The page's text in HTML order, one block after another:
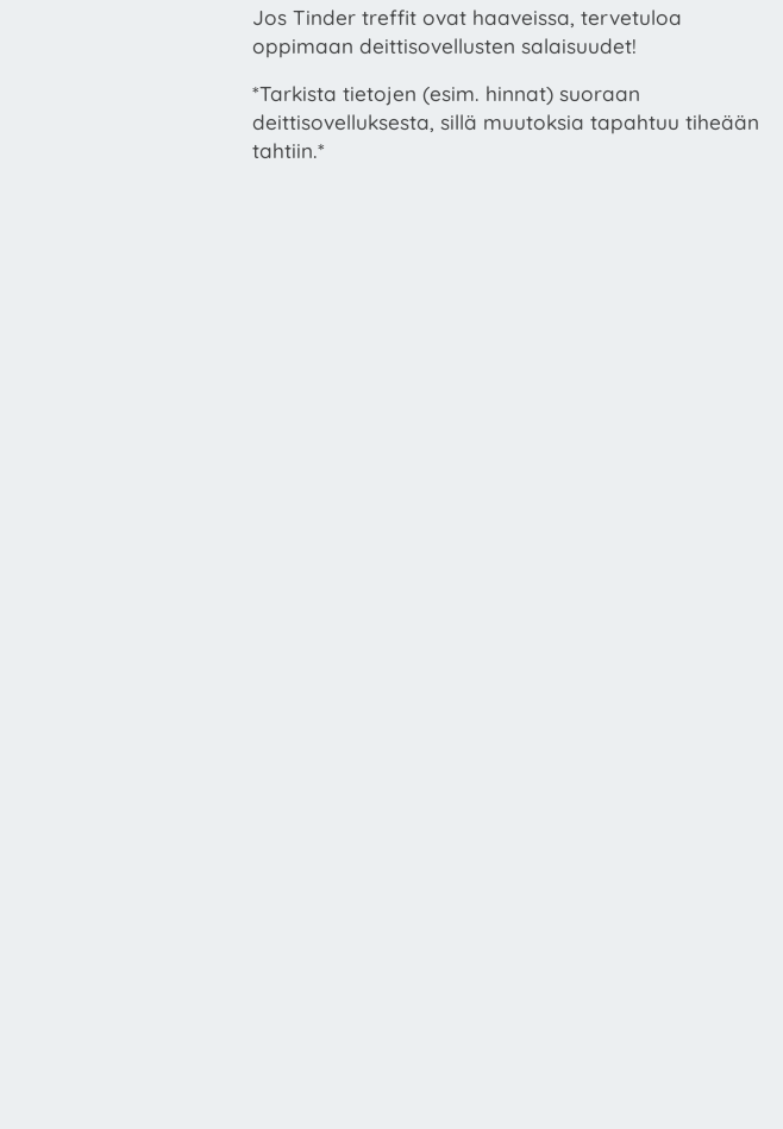
Jos Tinder treffit ovat haaveissa, tervetuloa
oppimaan deittisovellusten salaisuudet!
*Tarkista tietojen (esim. hinnat) suoraan
deittisovelluksesta, sillä muutoksia tapahtuu tiheään
tahtiin.*